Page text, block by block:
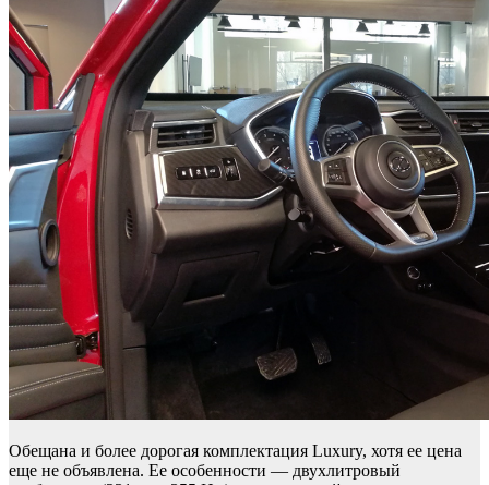
Обещана и более дорогая комплектация Luxury, хотя ее цена
еще не объявлена. Ее особенности — двухлитровый